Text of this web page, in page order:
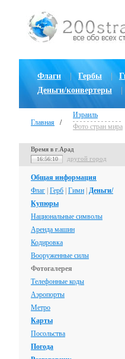
Флаги Гербы
Деньги/конвертеры
Главная /
Израиль
Фото стран мира
Время в г.Арад
16:56:11 другой город
Общая информация
Флаг Герб Гимн Деньги/
Купюры
Национальные символы
Аренда машин
Кодировка
Вооруженные силы
Фотогалерея
Телефонные коды
Аэропорты
Метро
Карты
Посольства
Погода